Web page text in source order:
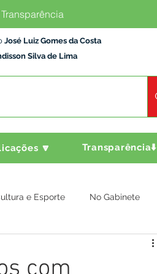
José Luiz Gomes da Costa
Silva de Lima
🔽 Transparência⬇️
e Esporte No Gabinete
Agricultura e Produção